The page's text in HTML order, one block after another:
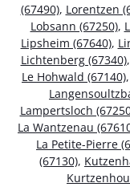
(67490), Lorentzen
Lobsann (67250),
Lipsheim (67640),
Lichtenberg (67340),
Le Hohwald (67140),
Lampertsloch
La Wantzenau
La Petite-Pierre
(67130),